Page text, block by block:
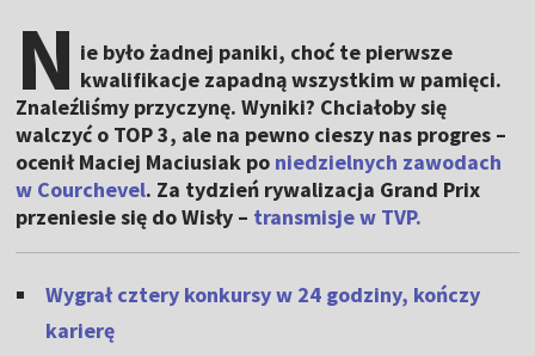
N ie było żadnej paniki, choć te pierwsze
kwalifikacje zapadną wszystkim w pamięci.
Znaleźliśmy przyczynę. Wyniki? Chciałoby się
walczyć o TOP 3, ale na pewno cieszy nas progres –
ocenił Maciej Maciusiak po niedzielnych zawodach
w Courchevel. Za tydzień rywalizacja Grand Prix
przeniesie się do Wisły – transmisje w TVP.
Wygrał cztery konkursy w 24 godziny, kończy
karierę